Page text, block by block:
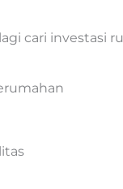
cari investasi